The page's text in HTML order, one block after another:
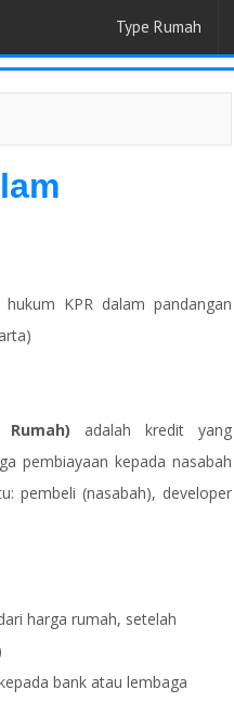
Type Rumah
KPR dalam pandangan
adalah kredit yang
pembiayaan kepada nasabah
pembeli (nasabah), developer
harga rumah, setelah
bank atau lembaga